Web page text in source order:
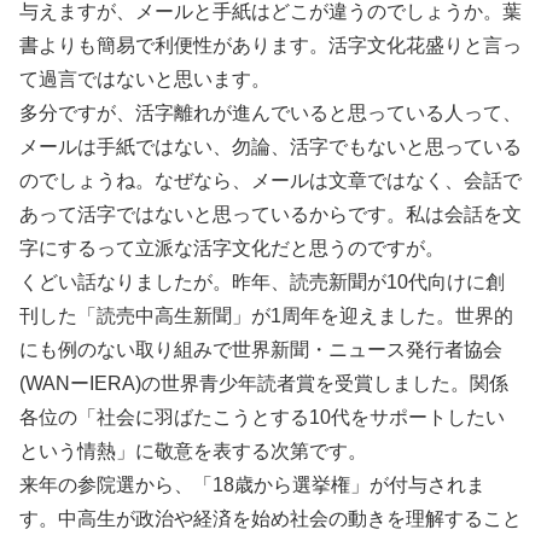
与えますが、メールと手紙はどこが違うのでしょうか。葉
書よりも簡易で利便性があります。活字文化花盛りと言っ
て過言ではないと思います。
多分ですが、活字離れが進んでいると思っている人って、
メールは手紙ではない、勿論、活字でもないと思っている
のでしょうね。なぜなら、メールは文章ではなく、会話で
あって活字ではないと思っているからです。私は会話を文
字にするって立派な活字文化だと思うのですが。
くどい話なりましたが。昨年、読売新聞が10代向けに創
刊した「読売中高生新聞」が1周年を迎えました。世界的
にも例のない取り組みで世界新聞・ニュース発行者協会
(WANーIERA)の世界青少年読者賞を受賞しました。関係
各位の「社会に羽ばたこうとする10代をサポートしたい
という情熱」に敬意を表する次第です。
来年の参院選から、「18歳から選挙権」が付与されま
す。中高生が政治や経済を始め社会の動きを理解すること